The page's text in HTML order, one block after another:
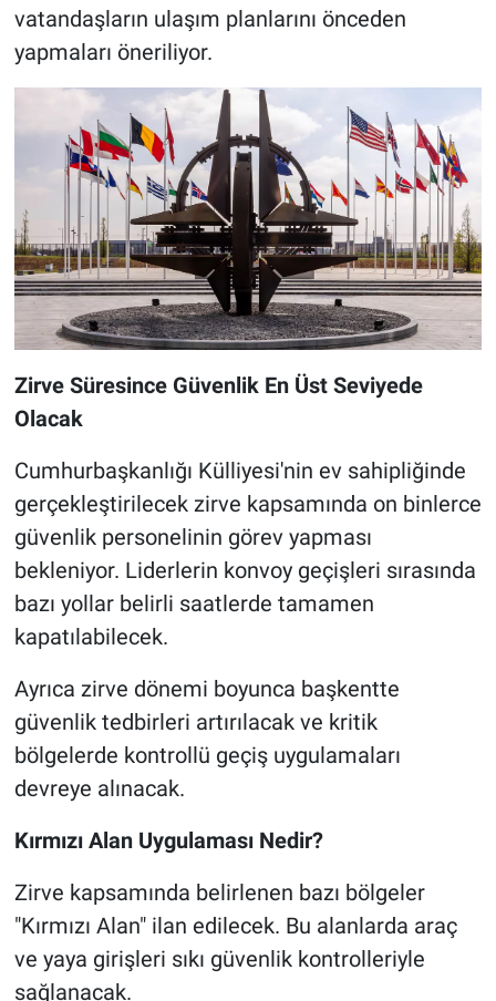
vatandaşların ulaşım planlarını önceden
yapmaları öneriliyor.
Zirve Süresince Güvenlik En Üst Seviyede
Olacak
Cumhurbaşkanlığı Külliyesi'nin ev sahipliğinde
gerçekleştirilecek zirve kapsamında on binlerce
güvenlik personelinin görev yapması
bekleniyor. Liderlerin konvoy geçişleri sırasında
bazı yollar belirli saatlerde tamamen
kapatılabilecek.
Ayrıca zirve dönemi boyunca başkentte
güvenlik tedbirleri artırılacak ve kritik
bölgelerde kontrollü geçiş uygulamaları
devreye alınacak.
Kırmızı Alan Uygulaması Nedir?
Zirve kapsamında belirlenen bazı bölgeler
"Kırmızı Alan" ilan edilecek. Bu alanlarda araç
ve yaya girişleri sıkı güvenlik kontrolleriyle
sağlanacak.